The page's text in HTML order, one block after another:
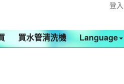
登入
買水管清洗機 Language